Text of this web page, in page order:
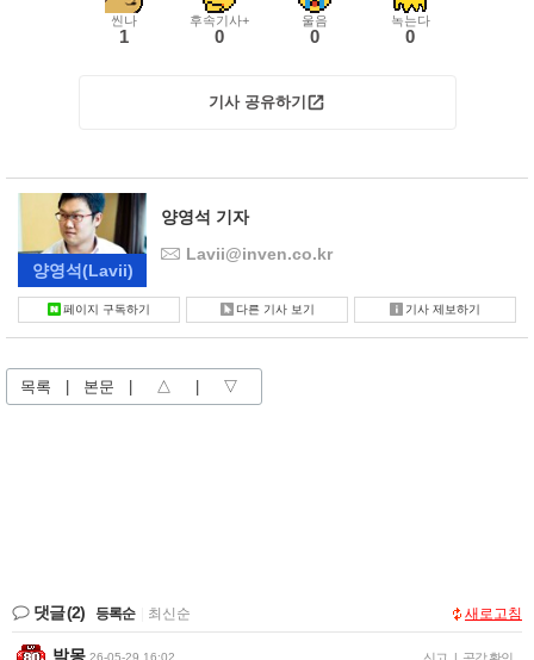
씬나
1
후속기사+
0
울음
0
녹는다
0
기사 공유하기
양영석(Lavii)
양영석 기자
Lavii@inven.co.kr
페이지 구독하기 다른 기사 보기 기사 제보하기
목록 | 본문 | △ | ▽
댓글(2) 등록순 최신순 새로고침
박몽 26-05-29 16:02 |